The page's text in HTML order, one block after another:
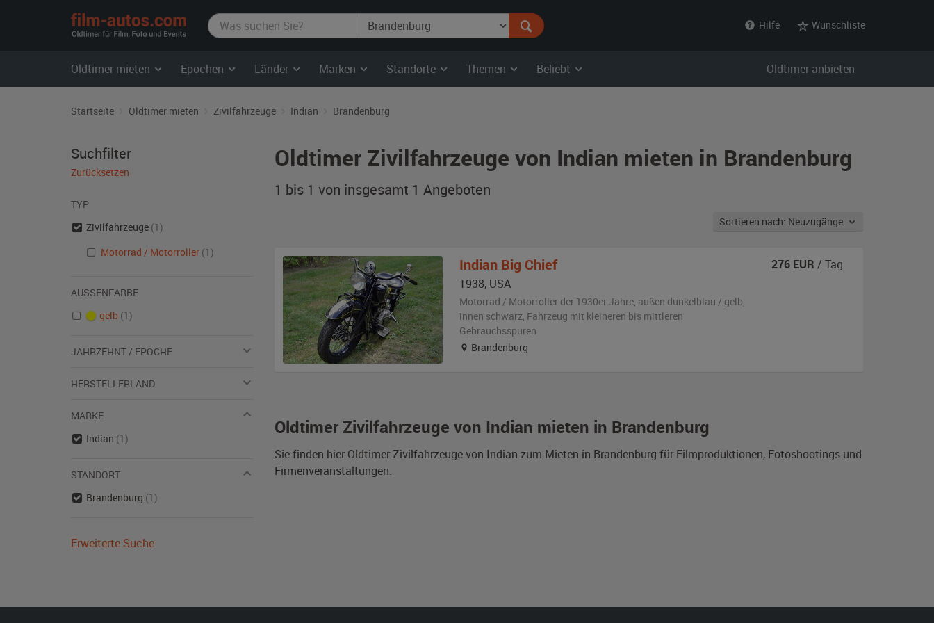
film-
autos.com
Hilfe Wunschliste
Oldtimer mieten Epochen Länder Marken Standorte Themen Beliebt Oldtimer anbieten
Startseite Oldtimer mieten Zivilfahrzeuge Indian Brandenburg
Oldtimer Zivilfahrzeuge von Indian mieten in Brandenburg
1 bis 1 von insgesamt 1 Angeboten
Sortieren nach: Neuzugänge
Oldtimer Zivilfahrzeuge von Indian mieten in Brandenburg
Sie finden hier Oldtimer Zivilfahrzeuge von Indian zum Mieten in Brandenburg für Filmproduktionen, Fotoshootings und
Firmenveranstaltungen.
Indian Big Chief
1938, USA
Motorrad / Motorroller der 1930er Jahre, außen dunkelblau / gelb,
innen schwarz, Fahrzeug mit kleineren bis mittleren
Gebrauchsspuren
Brandenburg
276 EUR / Tag
Suchfilter
Zurücksetzen
TYP
Zivilfahrzeuge (1)
Motorrad / Motorroller (1)
AUSSENFARBE
gelb (1)
JAHRZEHNT / EPOCHE
HERSTELLERLAND
MARKE
Indian (1)
STANDORT
Brandenburg (1)
Erweiterte Suche